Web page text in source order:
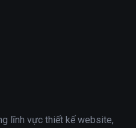
lĩnh vực thiết kế website,